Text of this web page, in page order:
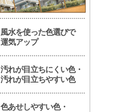
風水を使った色選びで
運気アップ
汚れが目立ちにくい色・
汚れが目立ちやすい色
色あせしやすい色・